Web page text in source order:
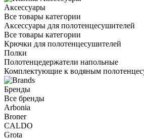
Аксессуары
Все товары категории
Аксессуары для полотенцесушителей
Все товары категории
Крючки для полотенцесушителей
Полки
Полотенцедержатели напольные
Комплектующие к водяным
Бренды
Все бренды
Arbonia
Broner
CALDO
Grota